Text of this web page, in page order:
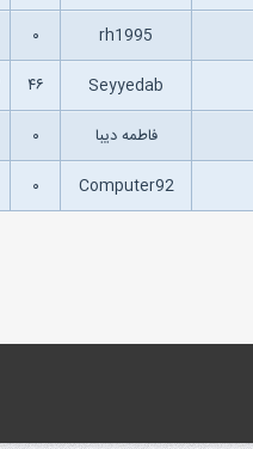
rh1995 ۰
Seyyedab ۴۶
فاطمه دیبا ۰
Computer92 ۰